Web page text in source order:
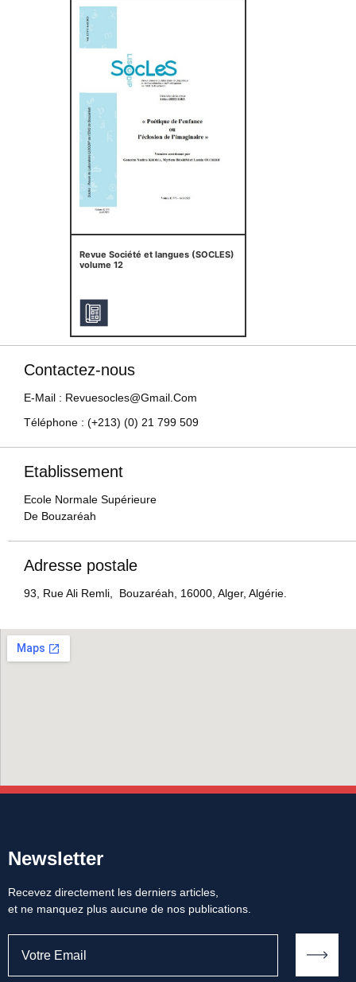
Revue Société et langues (SOCLES)
volume 12
Contactez-nous
E-Mail : Revuesocles@gmail.com
Téléphone : (+213) (0) 21 799 509
Etablissement
Ecole Normale Supérieure
De Bouzaréah
Adresse postale
93, Rue Ali Remli, Bouzaréah, 16000, Alger, Algérie.
Newsletter
Recevez directement les derniers articles,
et ne manquez plus aucune de nos publications.